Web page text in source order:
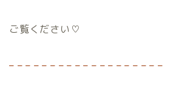
ご覧ください♡
– – – – – – – – – – – – – – – – – – –